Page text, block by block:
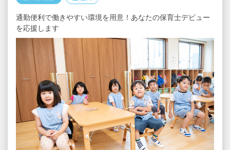
通勤便利で働きやすい環境を用意！あなたの保育士デビュー
を応援します